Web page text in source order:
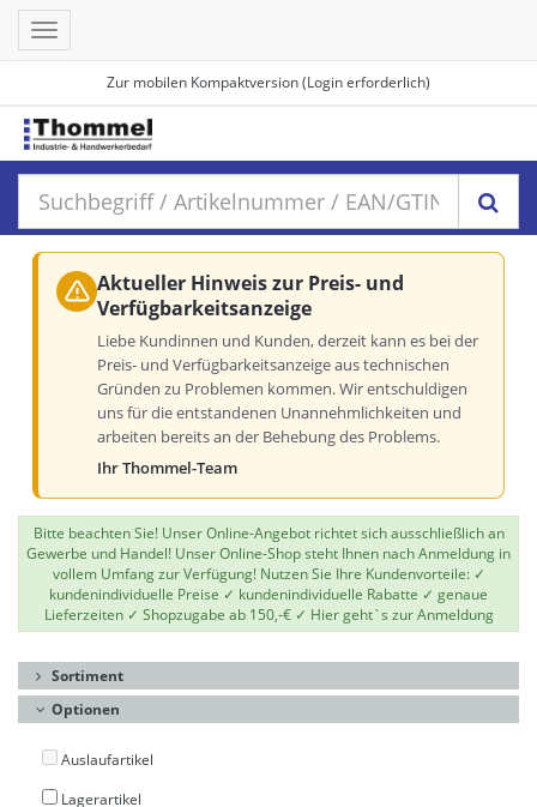
Zur mobilen Kompaktversion (Login erforderlich)
Toggle
navigation
Aktueller Hinweis zur Preis- und
Verfügbarkeitsanzeige
Liebe Kundinnen und Kunden, derzeit kann es bei der
Preis- und Verfügbarkeitsanzeige aus technischen
Gründen zu Problemen kommen. Wir entschuldigen
uns für die entstandenen Unannehmlichkeiten und
arbeiten bereits an der Behebung des Problems.
Ihr Thommel-Team
Bitte beachten Sie! Unser Online-Angebot richtet sich ausschließlich an
Gewerbe und Handel! Unser Online-Shop steht Ihnen nach Anmeldung in
vollem Umfang zur Verfügung! Nutzen Sie Ihre Kundenvorteile: ✓
kundenindividuelle Preise ✓ kundenindividuelle Rabatte ✓ genaue
Lieferzeiten ✓ Shopzugabe ab 150,-€ ✓ Hier geht`s zur Anmeldung
Sortiment
Optionen
Auslaufartikel
Lagerartikel